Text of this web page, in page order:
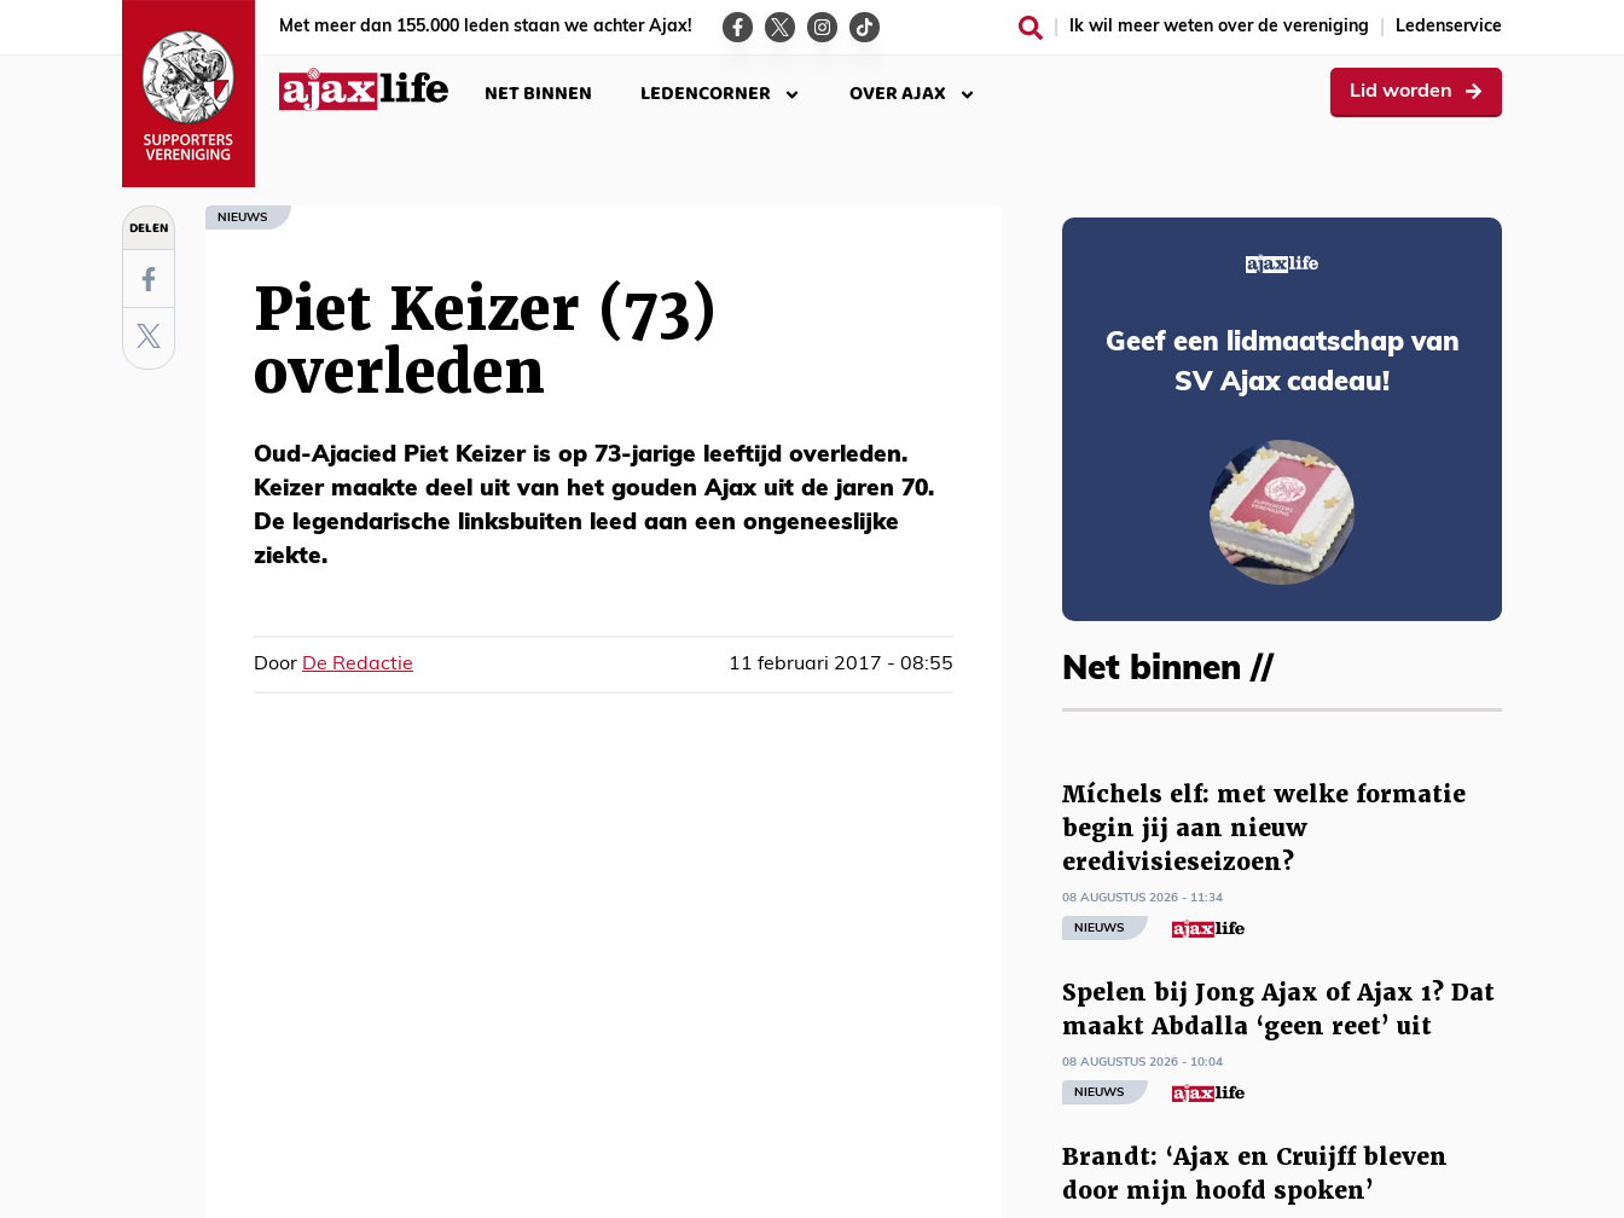
Met meer dan 155.000 leden staan we achter Ajax! Ik wil meer weten over de vereniging Ledenservice
NET BINNEN LEDENCORNER OVER AJAX Lid worden
DELEN NIEUWS
Piet Keizer (73)
overleden
Oud-Ajacied Piet Keizer is op 73-jarige leeftijd overleden.
Keizer maakte deel uit van het gouden Ajax uit de jaren 70.
De legendarische linksbuiten leed aan een ongeneeslijke
ziekte.
Door De Redactie 11 februari 2017 - 08:55
Geef een lidmaatschap van
SV Ajax cadeau!
Net binnen //
Míchels elf: met welke formatie
begin jij aan nieuw
eredivisieseizoen?
08 AUGUSTUS 2026 - 11:34
NIEUWS
Spelen bij Jong Ajax of Ajax 1? Dat
maakt Abdalla ‘geen reet’ uit
08 AUGUSTUS 2026 - 10:04
NIEUWS
Brandt: ‘Ajax en Cruijff bleven
door mijn hoofd spoken’